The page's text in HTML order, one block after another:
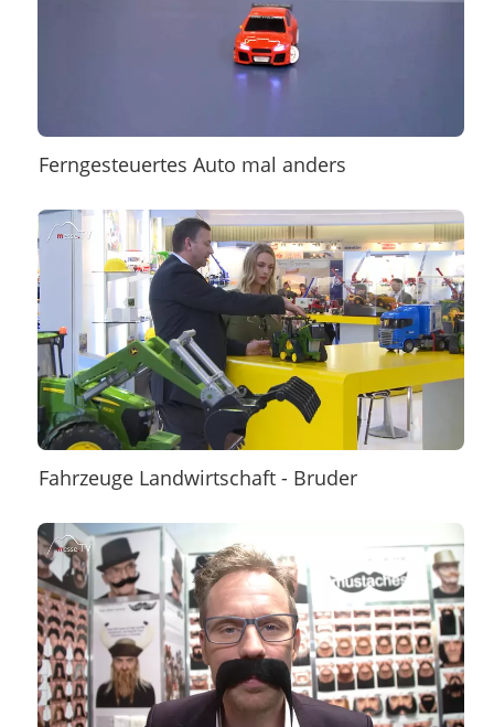
Ferngesteuertes Auto mal anders
Fahrzeuge Landwirtschaft - Bruder